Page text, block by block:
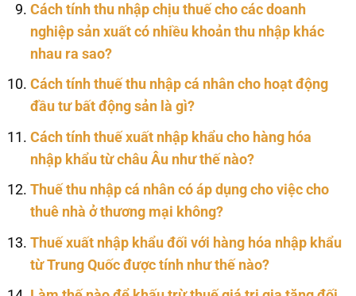
Cách tính thu nhập chịu thuế cho các doanh
nghiệp sản xuất có nhiều khoản thu nhập khác
nhau ra sao?
Cách tính thuế thu nhập cá nhân cho hoạt động
đầu tư bất động sản là gì?
Cách tính thuế xuất nhập khẩu cho hàng hóa
nhập khẩu từ châu Âu như thế nào?
Thuế thu nhập cá nhân có áp dụng cho việc cho
thuê nhà ở thương mại không?
Thuế xuất nhập khẩu đối với hàng hóa nhập khẩu
từ Trung Quốc được tính như thế nào?